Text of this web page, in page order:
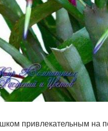
привлекательным на